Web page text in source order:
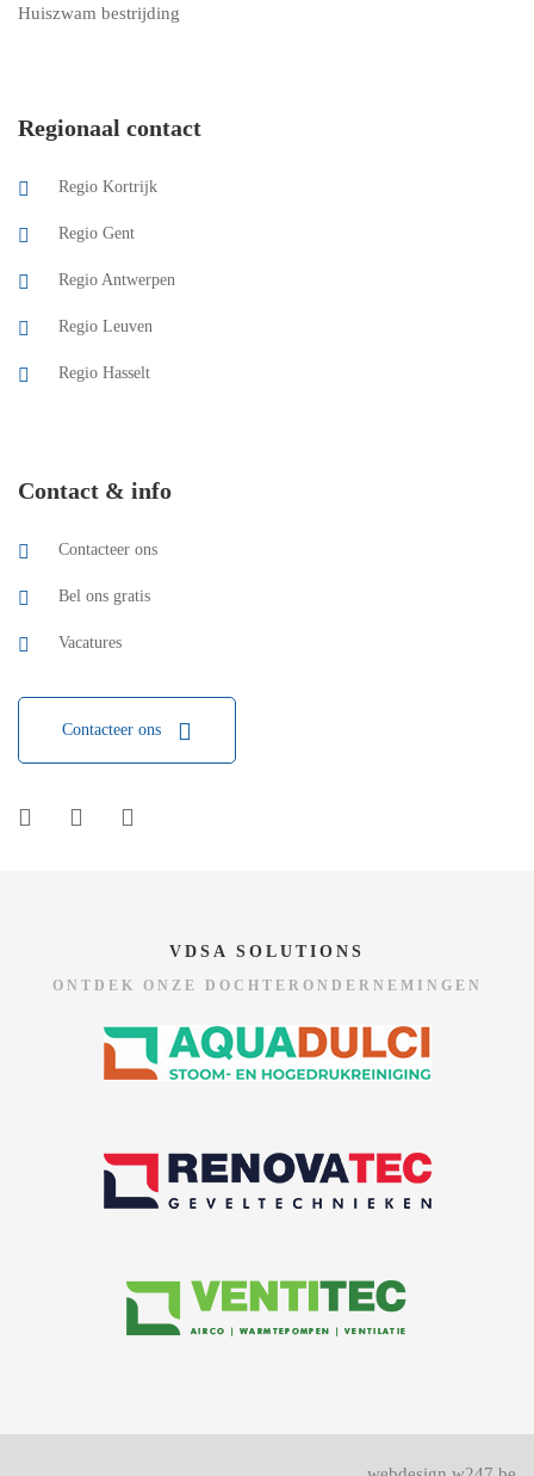
Huiszwam bestrijding
Regionaal contact
Regio Kortrijk
Regio Gent
Regio Antwerpen
Regio Leuven
Regio Hasselt
Contact & info
Contacteer ons
Bel ons gratis
Vacatures
Contacteer ons
VDSA SOLUTIONS
ONTDEK ONZE DOCHTERONDERNEMINGEN